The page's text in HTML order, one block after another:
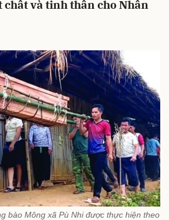
chất và tinh thần cho Nhân
bào Mông xã Pù Nhi được thực hiện theo